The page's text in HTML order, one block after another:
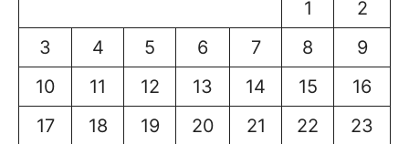
1
2
3
4 5 6 7 8
9
10
11 12 13 14 15
16
17
18 19 20 21 22
23